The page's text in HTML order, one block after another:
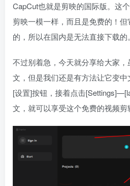
CapCut也就是剪映的国际版。这
剪映一模一样，而且是免费的！
的，所以在国内是无法直接下载的。
不过别着急，今天就分享给大家
文，但是我们还是有方法让它变
[设置]按钮，接着点击
文，就可以享受这个免费的视频剪